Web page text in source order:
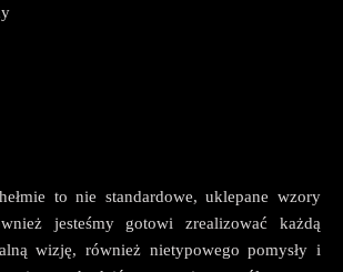
to nie standardowe, uklepane wzory
jesteśmy gotowi zrealizować każdą
wizję, również nietypowego pomysły i